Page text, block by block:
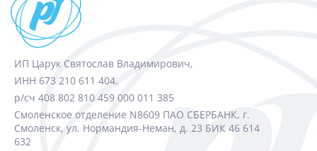
ИП Царук Святослав Владимирович,
ИНН 673 210 611 404,
р/сч 408 802 810 459 000 011 385
Смоленское отделение N8609 ПАО СБЕРБАНК, г.
Смоленск, ул. Нормандия-Неман, д. 23 БИК 46 614
632